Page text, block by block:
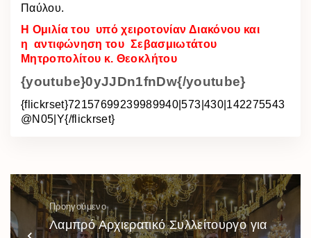
Παύλου.
Η Ομιλία του υπό χειροτονίαν Διακόνου και
η αντιφώνηση του Σεβασμιωτάτου
Μητροπολίτου κ. Θεοκλήτου
{youtube}0yJJDn1fnDw{/youtube}
{flickrset}72157699239989940|573|430|142275543
@N05|Y{/flickrset}
Προηγούμενο
Λαμπρό Αρχιερατικό Συλλείτουργο για